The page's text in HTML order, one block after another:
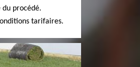
procédé.
tarifaires.